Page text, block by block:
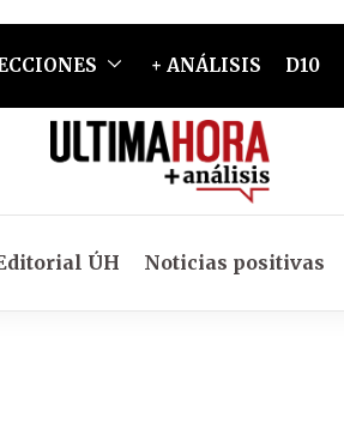
+ ANÁLISIS D10
ÚH Noticias positivas